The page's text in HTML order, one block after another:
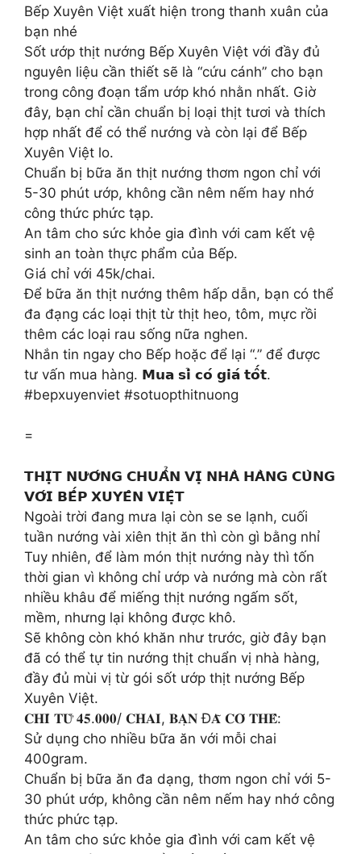
Bếp Xuyên Việt xuất hiện trong thanh xuân của
bạn nhé
Sốt ướp thịt nướng Bếp Xuyên Việt với đầy đủ
nguyên liệu cần thiết sẽ là “cứu cánh” cho bạn
trong công đoạn tẩm ướp khó nhằn nhất. Giờ
đây, bạn chỉ cần chuẩn bị loại thịt tươi và thích
hợp nhất để có thể nướng và còn lại để Bếp
Xuyên Việt lo.
Chuẩn bị bữa ăn thịt nướng thơm ngon chỉ với
5-30 phút ướp, không cần nêm nếm hay nhớ
công thức phức tạp.
An tâm cho sức khỏe gia đình với cam kết vệ
sinh an toàn thực phẩm của Bếp.
Giá chỉ với 45k/chai.
Để bữa ăn thịt nướng thêm hấp dẫn, bạn có thể
đa đạng các loại thịt từ thịt heo, tôm, mực rồi
thêm các loại rau sống nữa nghen.
Nhắn tin ngay cho Bếp hoặc để lại “.” để được
tư vấn mua hàng. 𝗠𝘂𝗮 𝘀𝗶̉ 𝗰𝗼́ 𝗴𝗶𝗮́ 𝘁𝗼̂́𝘁.
#bepxuyenviet #sotuopthitnuong
=
𝗧𝗛𝗜̣𝗧 𝗡𝗨̛𝗢̛́𝗡𝗚 𝗖𝗛𝗨𝗔̂̉𝗡 𝗩𝗜̣ 𝗡𝗛𝗔̀ 𝗛𝗔̀𝗡𝗚 𝗖𝗨̀𝗡𝗚
𝗩𝗢̛́𝗜 𝗕𝗘̂́𝗣 𝗫𝗨𝗬𝗘̂𝗡 𝗩𝗜𝗘̣̂𝗧
Ngoài trời đang mưa lại còn se se lạnh, cuối
tuần nướng vài xiên thịt ăn thì còn gì bằng nhỉ
Tuy nhiên, để làm món thịt nướng này thì tốn
thời gian vì không chỉ ướp và nướng mà còn rất
nhiều khâu để miếng thịt nướng ngấm sốt,
mềm, nhưng lại không được khô.
Sẽ không còn khó khăn như trước, giờ đây bạn
đã có thể tự tin nướng thịt chuẩn vị nhà hàng,
đầy đủ mùi vị từ gói sốt ướp thịt nướng Bếp
Xuyên Việt.
𝐂𝐇𝐈̉ 𝐓𝐔̛̀ 𝟒𝟓.𝟎𝟎𝟎/ 𝐂𝐇𝐀𝐈, 𝐁𝐀̣𝐍 Đ𝐀̃ 𝐂𝐎́ 𝐓𝐇𝐄̂̉:
Sử dụng cho nhiều bữa ăn với mỗi chai
400gram.
Chuẩn bị bữa ăn đa dạng, thơm ngon chỉ với 5-
30 phút ướp, không cần nêm nếm hay nhớ công
thức phức tạp.
An tâm cho sức khỏe gia đình với cam kết vệ